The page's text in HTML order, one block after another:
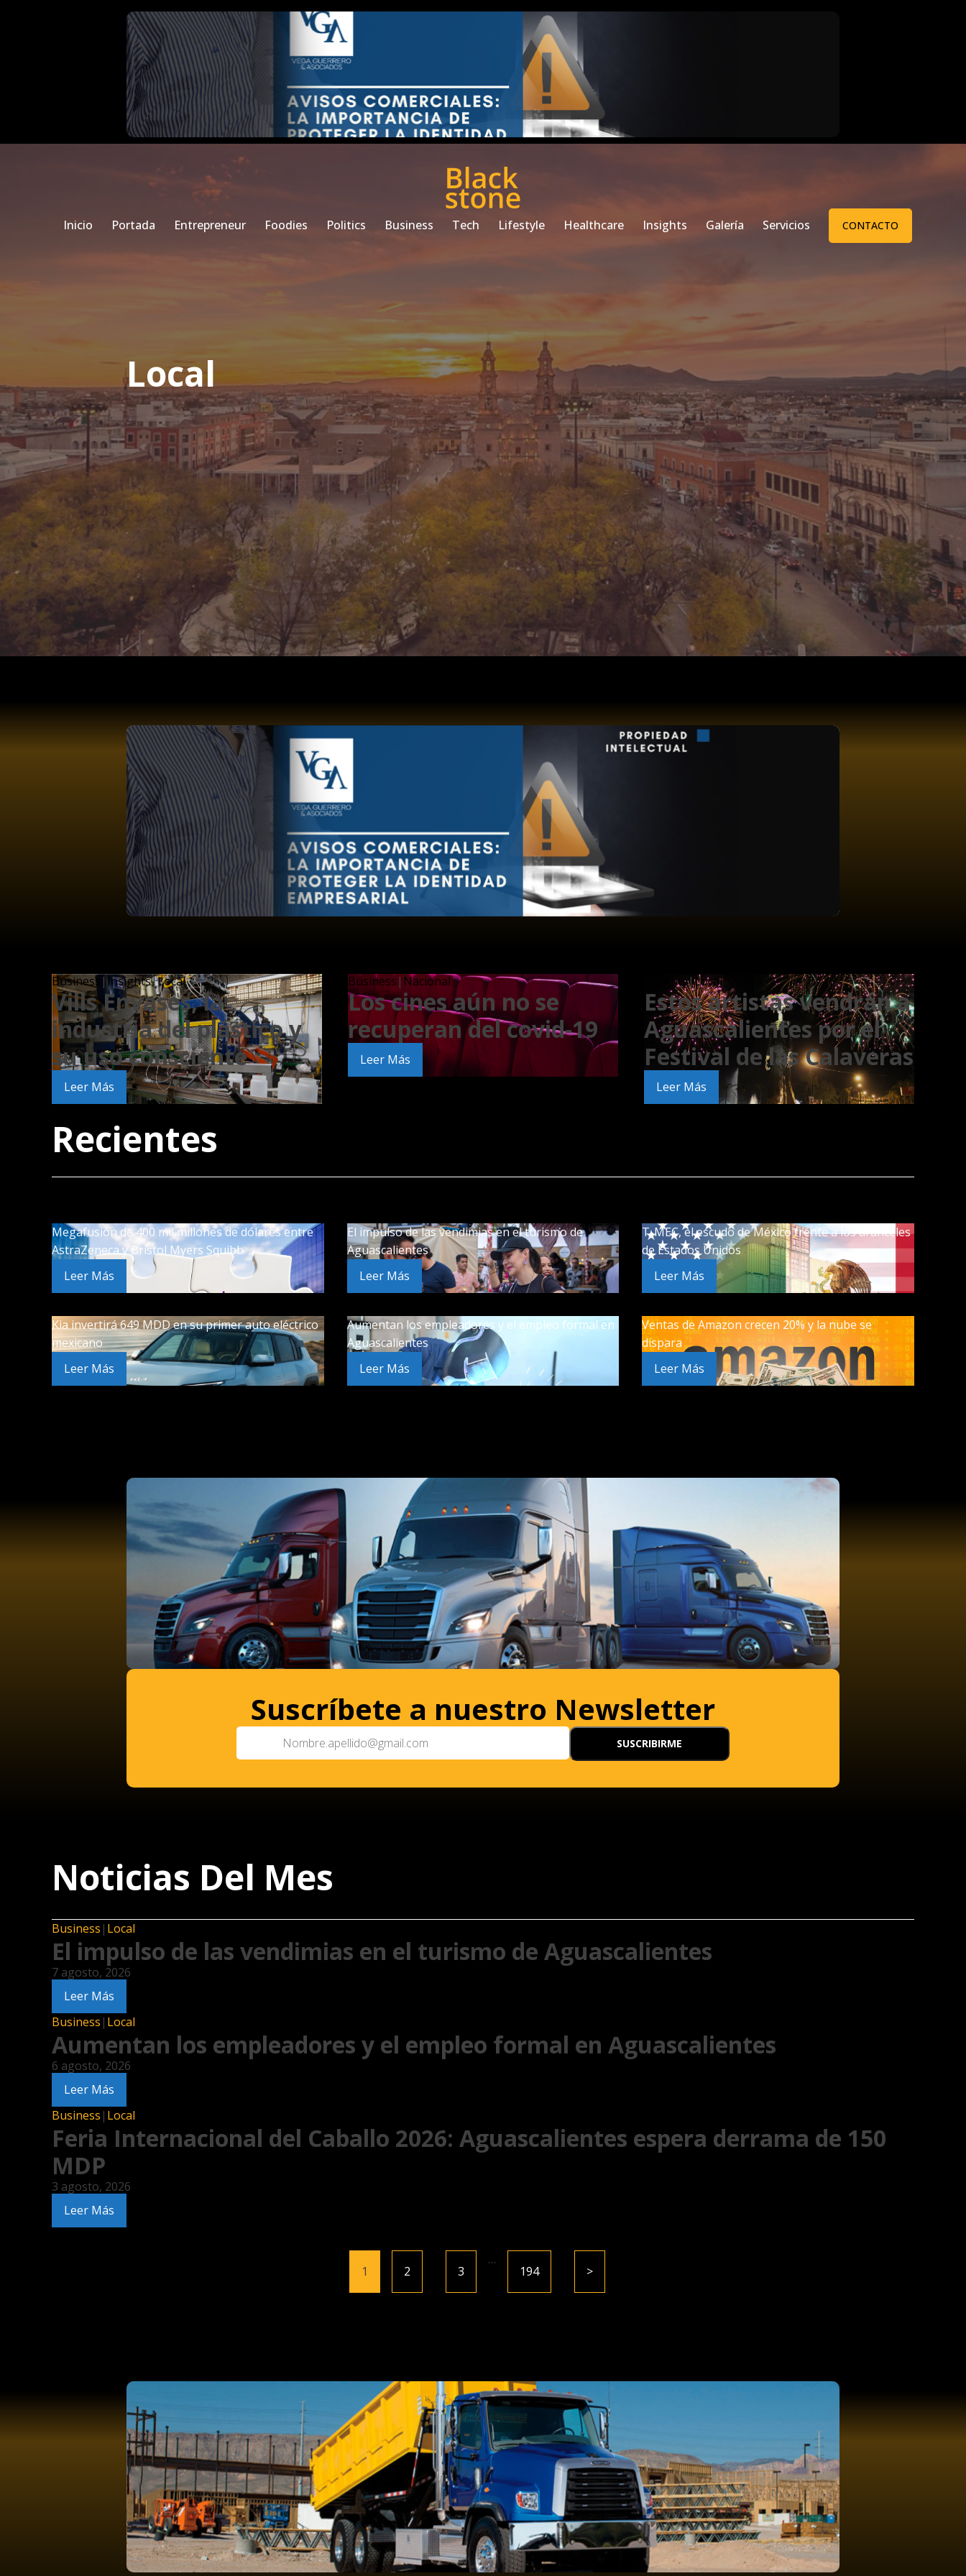
Inicio Portada Entrepreneur Foodies Politics Business Tech Lifestyle Healthcare Insights Galería Servicios CONTACTO
Local
Business |Insights|Local
Vills Envases, la
industria del plástico y
su uso consciente
Leer Más
Business | Nacional
Los cines aún no se
recuperan del covid-19
Leer Más
Insights|Local
Estos artistas vendrán a
Aguascalientes por el
Festival de las Calaveras
Leer Más
Recientes
Megafusión de 400 mil millones de dólares entre
AstraZeneca y Bristol Myers Squibb
Leer Más
El impulso de las vendimias en el turismo de
Aguascalientes
Leer Más
T-MEC, el escudo de México frente a los aranceles
de Estados Unidos
Leer Más
Kia invertirá 649 MDD en su primer auto eléctrico
mexicano
Leer Más
Aumentan los empleadores y el empleo formal en
Aguascalientes
Leer Más
Ventas de Amazon crecen 20% y la nube se
dispara
Leer Más
Suscríbete a nuestro Newsletter
Noticias Del Mes
Business | Local
El impulso de las vendimias en el turismo de Aguascalientes
7 agosto, 2026
Leer Más
Business | Local
Aumentan los empleadores y el empleo formal en Aguascalientes
6 agosto, 2026
Leer Más
Business | Local
Feria Internacional del Caballo 2026: Aguascalientes espera derrama de 150
MDP
3 agosto, 2026
Leer Más
1 2 3
…
194 >